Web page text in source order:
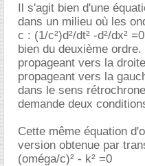
Il s'agit bien d'une
dans un milieu où les
c : (1/c²)d²/dt² -d²/dx²
bien du deuxième
propageant vers la
propageant vers la
dans le sens
demande deux
Cette même équation
version obtenue par
(oméga/c)² - k² =0